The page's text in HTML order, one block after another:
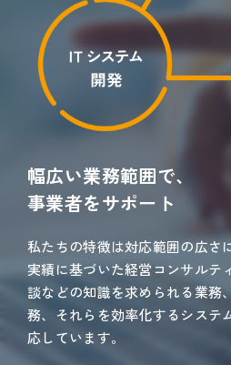
幅広い業務範囲で、
事業者をサポート
私たちの特徴は対応範囲の広さ
実績に基づいた経営コンサルテ
談などの知識を求められる業務
務、それらを効率化するシステ
応しています。